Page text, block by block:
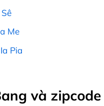
Me
Pia
và